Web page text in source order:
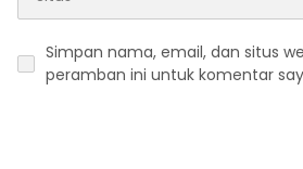
Simpan nama, email, dan situs
peramban ini untuk komentar